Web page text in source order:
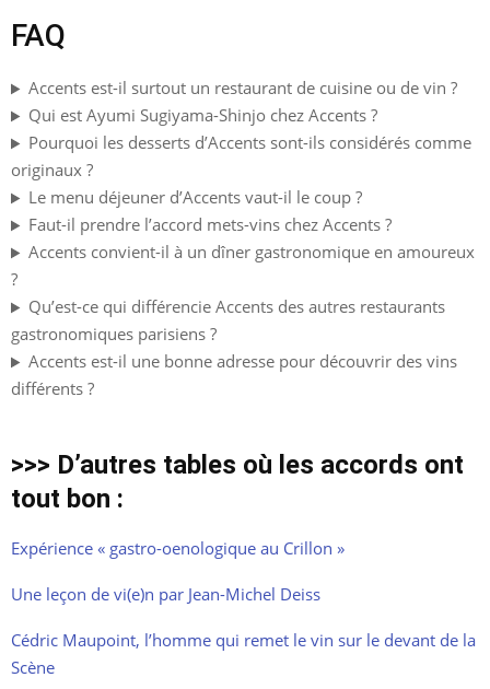
FAQ
Accents est-il surtout un restaurant de cuisine ou de vin ?
Qui est Ayumi Sugiyama-Shinjo chez Accents ?
Pourquoi les desserts d’Accents sont-ils considérés comme
originaux ?
Le menu déjeuner d’Accents vaut-il le coup ?
Faut-il prendre l’accord mets-vins chez Accents ?
Accents convient-il à un dîner gastronomique en amoureux
?
Qu’est-ce qui différencie Accents des autres restaurants
gastronomiques parisiens ?
Accents est-il une bonne adresse pour découvrir des vins
différents ?
>>> D’autres tables où les accords ont
tout bon :
Expérience « gastro-oenologique au Crillon »
Une leçon de vi(e)n par Jean-Michel Deiss
Cédric Maupoint, l’homme qui remet le vin sur le devant de la
Scène